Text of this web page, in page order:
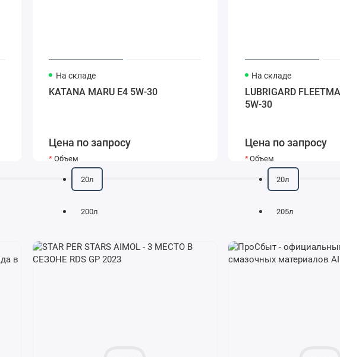
На складе
KATANA MARU E4 5W-30
Цена по запросу
Объем
20л
200л
На складе
LUBRIGARD
5W-30
Цена по запросу
Объем
20л
205л